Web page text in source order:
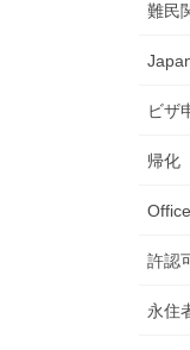
難民
ビザ
帰化
許認
永住